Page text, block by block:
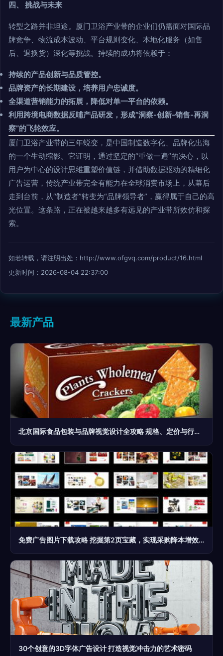
四、 挑战与未来
转型之路并非坦途。厦门卫浴产业带的企业们仍需面对国际品
牌竞争、物流成本波动、平台规则变化、本地化服务（如售
后、退换货）深化等挑战。持续的成功将依赖于：
持续的产品创新与品质管控。
品牌资产的长期建设，培养用户忠诚度。
全渠道营销能力的拓展，降低对单一平台的依赖。
利用跨境电商数据反哺产品研发，形成“洞察-创新-销售-再洞
察”的飞轮效应。
厦门卫浴产业带的三年蜕变，是中国制造数字化、品牌化出海
的一个生动缩影。它证明，通过坚定的“重做一遍”的决心，以
用户为中心的设计思维重塑价值链，并借助数据驱动的精细化
广告运营，传统产业带完全有能力在全球消费市场上，从幕后
走到台前，从“制造者”转变为“品牌领导者”，赢得属于自己的高
光位置。这条路，正在被越来越多有远见的产业带所效仿和探
索。
如若转载，请注明出处：http://www.ofgvq.com/product/16.html
更新时间：2026-08-04 22:37:00
最新产品
北京国际食品包装与品牌视觉设计全攻略 规格、定价与行业趋势前瞻
免费广告图片下载攻略 挖掘第2页宝藏，实现采购降本增效之目标操作步骤共享本篇文章内容编写使用素材包括行业规则以及部分文章涉及过程材料模板定稿于合作愉快为基础建议先行收藏整理以免赶设计进程仓促搜索有用信息时间浪费给文字设计互动今天从第2页谈起之前言我们先约法三章本教程限于正规学习交流如若由此引发商业纠纷过程需要证据考量后台保留格式解释权限写作关于版權內容留意如下关键点编辑对齐通用浏览器窗口千图优质版面在平台第2页找直接能用可商用正版清晰的专题图形等内容制作灵感要遵循提升效果小工具上手无需付费资格审核主要参考
30个创意的3D字体广告设计 打造视觉冲击力的艺术密码